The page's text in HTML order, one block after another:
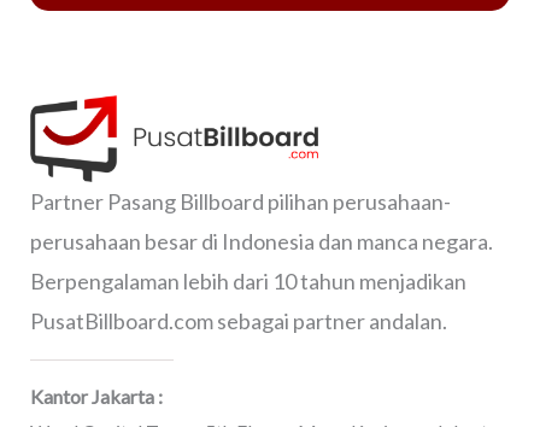
Partner Pasang Billboard pilihan perusahaan-
perusahaan besar di Indonesia dan manca negara.
Berpengalaman lebih dari 10 tahun menjadikan
PusatBillboard.com sebagai partner andalan.
Kantor Jakarta :